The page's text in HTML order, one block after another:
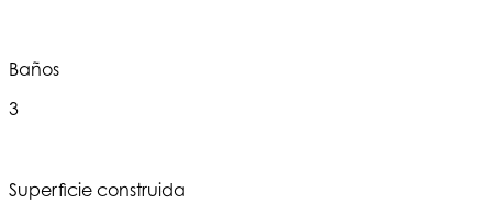
Baños
3
Superficie construida